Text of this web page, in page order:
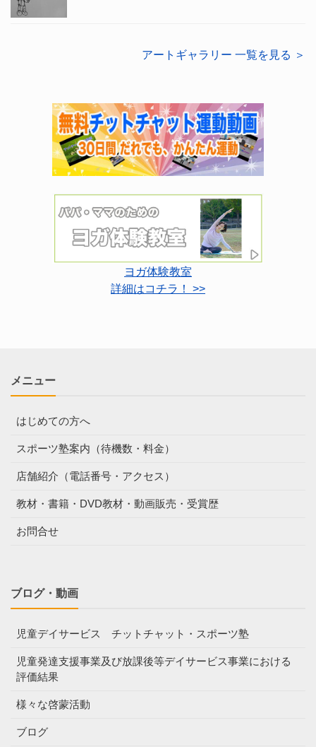
アートギャラリー 一覧を見る ＞
ヨガ体験教室
詳細はコチラ！ >>
メニュー
はじめての方へ
スポーツ塾案内（待機数・料金）
店舗紹介（電話番号・アクセス）
教材・書籍・DVD教材・動画販売・受賞歴
お問合せ
ブログ・動画
児童デイサービス チットチャット・スポーツ塾
児童発達支援事業及び放課後等デイサービス事業における
評価結果
様々な啓蒙活動
ブログ